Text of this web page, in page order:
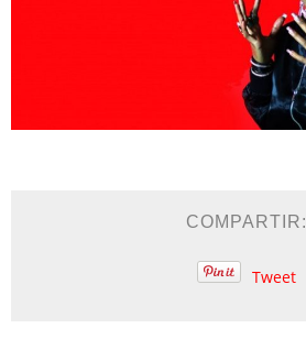
COMPARTIR:
Tweet